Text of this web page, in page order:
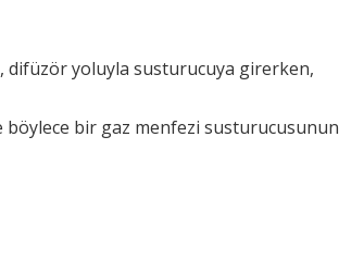
difüzör yoluyla susturucuya girerken,
böylece bir gaz menfezi susturucusunun